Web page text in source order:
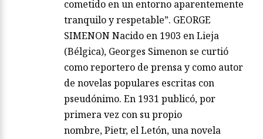
cometido en un entorno aparentemente
tranquilo y respetable”. GEORGE
SIMENON Nacido en 1903 en Lieja
(Bélgica), Georges Simenon se curtió
como reportero de prensa y como autor
de novelas populares escritas con
pseudónimo. En 1931 publicó, por
primera vez con su propio
nombre, Pietr, el Letón, una novela